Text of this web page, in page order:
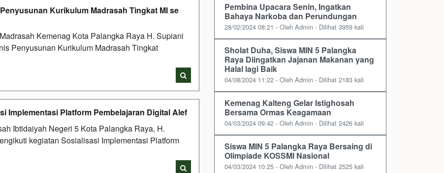
Kurikulum Madrasah Tingkat MI se
Kemenag Kota Palangka Raya H. Supiani
Penyusunan Kurikulum Madrasah Tingkat
Implementasi Platform Pembelajaran Digital Alef
Ibtidaiyah Negeri 5 Kota Palangka Raya, H.
kegiatan Sosialisasi Implementasi Platform
Pembina Upacara Senin, Ingatkan
Bahaya Narkoba dan Perundungan
28/02/2024 08:21 - Oleh Admin - Dilihat 3959 kali
Sholat Duha, Siswa MIN 5 Palangka
Raya Diingatkan Jajanan Makanan yang
Halal lagi Baik
04/08/2024 11:22 - Oleh Admin - Dilihat 2183 kali
Kemenag Kalteng Gelar Istighosah
Bersama Ormas Keagamaan
04/03/2024 09:42 - Oleh Admin - Dilihat 2426 kali
Siswa MIN 5 Palangka Raya Bersaing di
Olimpiade KOSSMI Nasional
04/03/2024 10:25 - Oleh Admin - Dilihat 2525 kali